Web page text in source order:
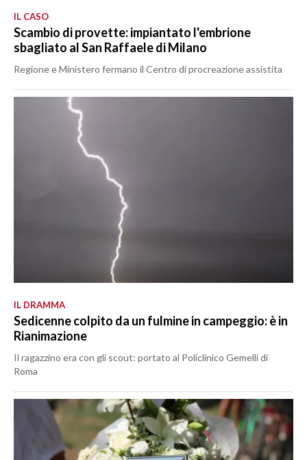
IL CASO
Scambio di provette: impiantato l'embrione
sbagliato al San Raffaele di Milano
Regione e Ministero fermano il Centro di procreazione assistita
IL DRAMMA
Sedicenne colpito da un fulmine in campeggio: è in
Rianimazione
Il ragazzino era con gli scout: portato al Policlinico Gemelli di
Roma